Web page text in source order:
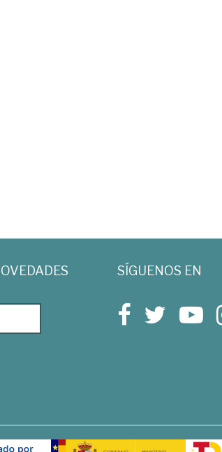
SÍGUENOS EN